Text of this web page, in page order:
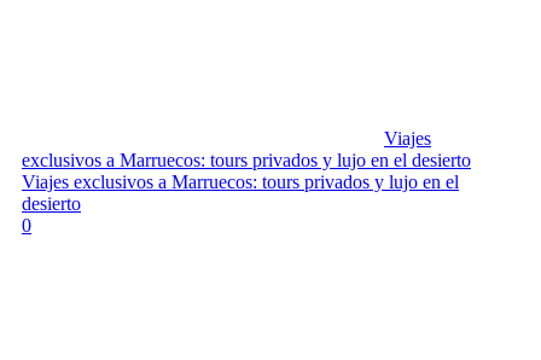
Viajes
exclusivos a Marruecos: tours privados y lujo en el desierto
Viajes exclusivos a Marruecos: tours privados y lujo en el
desierto
0